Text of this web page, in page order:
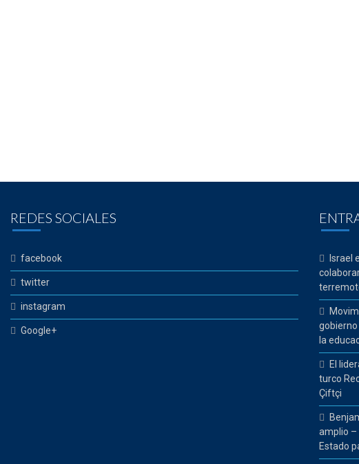
REDES SOCIALES
facebook
twitter
instagram
Google+
Israel
la
El
turco
Çiftçi
amplio –
Estado